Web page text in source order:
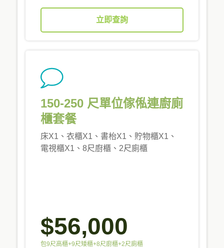
立即查詢
150-250 尺單位傢俬連廚廁
櫃套餐
床X1、衣櫃X1、書枱X1、貯物櫃X1、
電視櫃X1、8尺廚櫃、2尺廁櫃
$56,000
包9尺高櫃+9尺矮櫃+8尺廚櫃+2尺廁櫃